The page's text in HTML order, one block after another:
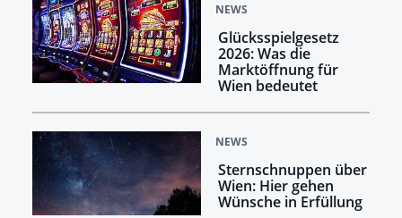
NEWS
Glücksspielgesetz
2026: Was die
Marktöffnung für
Wien bedeutet
NEWS
Sternschnuppen über
Wien: Hier gehen
Wünsche in Erfüllung